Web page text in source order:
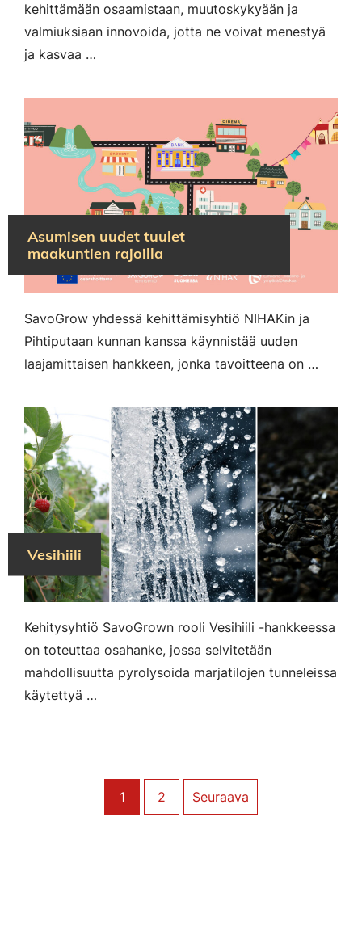
kehittämään osaamistaan, muutoskykyään ja
valmiuksiaan innovoida, jotta ne voivat menestyä
ja kasvaa …
Asumisen uudet tuulet
maakuntien rajoilla
SavoGrow yhdessä kehittämisyhtiö NIHAKin ja
Pihtiputaan kunnan kanssa käynnistää uuden
laajamittaisen hankkeen, jonka tavoitteena on …
Vesihiili
Kehitysyhtiö SavoGrown rooli Vesihiili -hankkeessa
on toteuttaa osahanke, jossa selvitetään
mahdollisuutta pyrolysoida marjatilojen tunneleissa
käytettyä …
1 2 Seuraava